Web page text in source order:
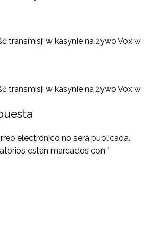
transmisji w kasynie na żywo Vox w
transmisji w kasynie na żywo Vox w
electrónico no será publicada.
están marcados con *